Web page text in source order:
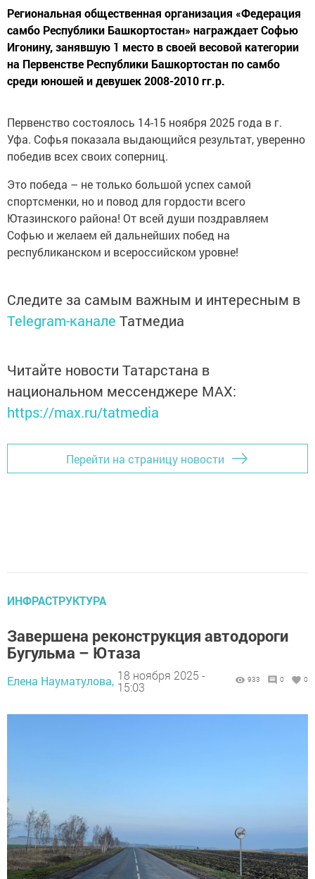
Региональная общественная организация «Федерация
самбо Республики Башкортостан» награждает Софью
Игонину, занявшую 1 место в своей весовой категории
на Первенстве Республики Башкортостан по самбо
среди юношей и девушек 2008-2010 гг.р.
Первенство состоялось 14-15 ноября 2025 года в г.
Уфа. Софья показала выдающийся результат, уверенно
победив всех своих соперниц.
Это победа – не только большой успех самой
спортсменки, но и повод для гордости всего
Ютазинского района! От всей души поздравляем
Софью и желаем ей дальнейших побед на
республиканском и всероссийском уровне!
Следите за самым важным и интересным в
Telegram-канале Татмедиа
Читайте новости Татарстана в
национальном мессенджере MАХ:
https://max.ru/tatmedia
Перейти на страницу новости
ИНФРАСТРУКТУРА
Завершена реконструкция автодороги
Бугульма – Ютаза
Елена Науматулова, 18 ноября 2025 -
15:03
933 0 0